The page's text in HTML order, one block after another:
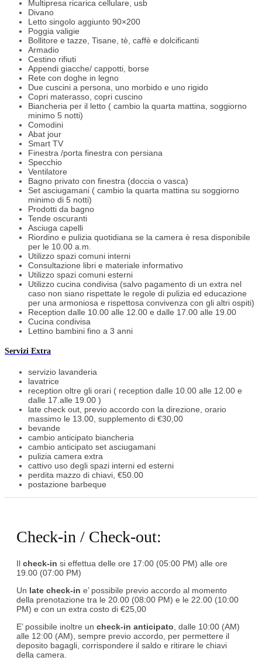
Multipresa ricarica cellulare, usb
Divano
Letto singolo aggiunto 90×200
Poggia valigie
Bollitore e tazze, Tisane, tè, caffè e dolcificanti
Armadio
Cestino rifiuti
Appendi giacche/ cappotti, borse
Rete con doghe in legno
Due cuscini a persona, uno morbido e uno rigido
Copri materasso, copri cuscino
Biancheria per il letto ( cambio la quarta mattina, soggiorno
minimo 5 notti)
Comodini
Abat jour
Smart TV
Finestra /porta finestra con persiana
Specchio
Ventilatore
Bagno privato con finestra (doccia o vasca)
Set asciugamani ( cambio la quarta mattina su soggiorno
minimo di 5 notti)
Prodotti da bagno
Tende oscuranti
Asciuga capelli
Riordino e pulizia quotidiana se la camera è resa disponibile
per le 10.00 a.m.
Utilizzo spazi comuni interni
Consultazione libri e materiale informativo
Utilizzo spazi comuni esterni
Utilizzo cucina condivisa (salvo pagamento di un extra nel
caso non siano rispettate le regole di pulizia ed educazione
per una armoniosa e rispettosa convivenza con gli altri ospiti)
Reception dalle 10.00 alle 12.00 e dalle 17.00 alle 19.00
Cucina condivisa
Lettino bambini fino a 3 anni
Servizi Extra
servizio lavanderia
lavatrice
reception oltre gli orari ( reception dalle 10.00 alle 12.00 e
dalle 17.alle 19.00 )
late check out, previo accordo con la direzione, orario
massimo le 13.00, supplemento di €30,00
bevande
cambio anticipato biancheria
cambio anticipato set asciugamani
pulizia camera extra
cattivo uso degli spazi interni ed esterni
perdita mazzo di chiavi, €50.00
postazione barbeque
Check-in / Check-out:
Il check-in si effettua delle ore 17:00 (05:00 PM) alle ore
19.00 (07:00 PM)
Un late check-in e’ possibile previo accordo al momento
della prenotazione tra le 20.00 (08:00 PM) e le 22.00 (10:00
PM) e con un extra costo di €25,00
E’ possibile inoltre un check-in anticipato, dalle 10:00 (AM)
alle 12:00 (AM), sempre previo accordo, per permettere il
deposito bagagli, corrispondere il saldo e ritirare le chiavi
della camera.